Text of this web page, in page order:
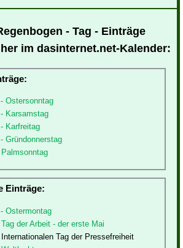
- Tag - Einträge
im dasinternet.net-Kalender:
Ostersonntag
Karsamstag
Karfreitag
Gründonnerstag
Einträge:
Ostermontag
der Arbeit - der erste Mai
Tag der Pressefreiheit